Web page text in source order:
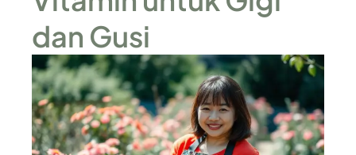
dan Gusi